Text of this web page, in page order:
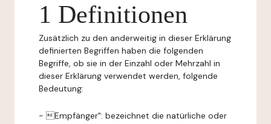
1 Definitionen
Zusätzlich zu den anderweitig in dieser Erklärung
definierten Begriffen haben die folgenden
Begriffe, ob sie in der Einzahl oder Mehrzahl in
dieser Erklärung verwendet werden, folgende
Bedeutung:
- Empfänger": bezeichnet die natürliche oder